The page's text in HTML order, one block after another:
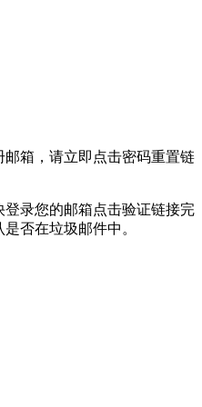
箱，请立即点击密码重置链
录您的邮箱点击验证链接完
否在垃圾邮件中。